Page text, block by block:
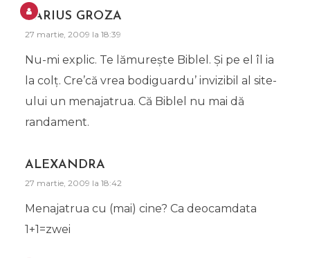
DARIUS GROZA
27 martie, 2009 la 18:39
Nu-mi explic. Te lămureşte Biblel. Şi pe el îl ia
la colţ. Cre’că vrea bodiguardu’ invizibil al site-
ului un menajatrua. Că Biblel nu mai dă
randament.
ALEXANDRA
27 martie, 2009 la 18:42
Menajatrua cu (mai) cine? Ca deocamdata
1+1=zwei